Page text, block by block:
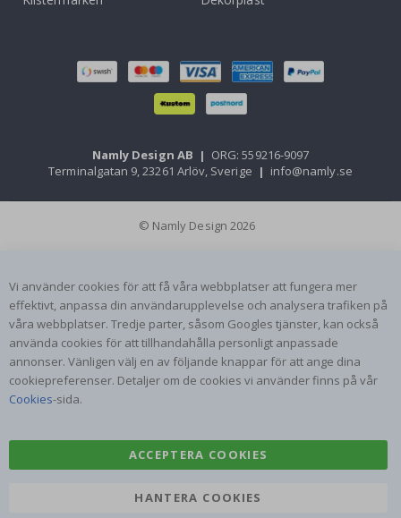
Namly Design AB | ORG: 559216-9097
Terminalgatan 9, 23261 Arlöv, Sverige | info@namly.se
© Namly Design 2026
Vi använder cookies för att få våra webbplatser att fungera mer
effektivt, anpassa din användarupplevelse och analysera trafiken på
våra webbplatser. Tredje parter, såsom Googles tjänster, kan också
använda cookies för att tillhandahålla personligt anpassade
annonser. Vänligen välj en av följande knappar för att ange dina
cookiepreferenser. Detaljer om de cookies vi använder finns på vår
Cookies-sida.
ACCEPTERA COOKIES
HANTERA COOKIES